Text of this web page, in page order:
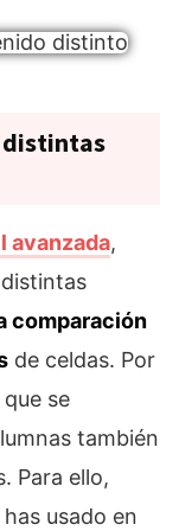
distintas
avanzada,
comparación
de celdas. Por
se
también
Para ello,
usado en